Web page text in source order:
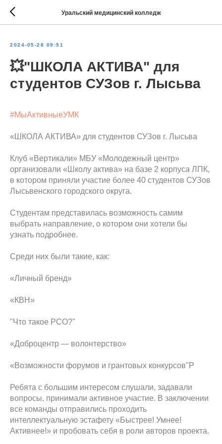
Уральский медицинский колледж
2024-05-28 09:51
💥"ШКОЛА АКТИВА" для
студентов СУЗов г. Лысьва
#МыАктивныеУМК
«ШКОЛА АКТИВА» для студентов СУЗов г. Лысьва
Клуб «Вертикали» МБУ «Молодежный центр»
организовали «Школу актива» на базе 2 корпуса ЛПК,
в котором приняли участие более 40 студентов СУЗов
Лысьвенского городского округа.
Студентам представилась возможность самим
выбрать направление, о котором они хотели бы
узнать подробнее.
Среди них были такие, как:
«Личный бренд»
«КВН»
"Что такое РСО?"
«Доброцентр — волонтерство»
«Возможности форумов и грантовых конкурсов"Р
Ребята с большим интересом слушали, задавали
вопросы, принимали активное участие. В заключении
все команды отправились проходить
интеллектуальную эстафету «Быстрее! Умнее!
Активнее!» и пробовать себя в роли авторов проекта.